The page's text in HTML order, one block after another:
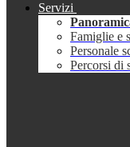
Servizi
Famiglie e
Personale
Percorsi di